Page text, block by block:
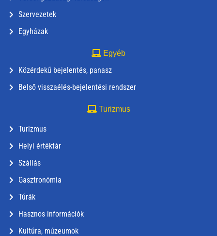
Szervezetek
Egyházak
Egyéb
Közérdekű bejelentés, panasz
Belső visszaélés-bejelentési rendszer
Turizmus
Turizmus
Helyi értéktár
Szállás
Gasztronómia
Túrák
Hasznos információk
Kultúra, múzeumok